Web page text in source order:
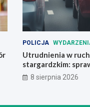
POLICJA
Utrudnienia w
stargardzkim:
8 sierpnia 2026